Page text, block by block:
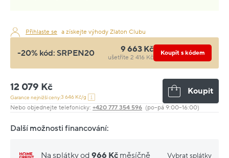
Přihlaste se a získejte výhody Zlaton Clubu
-20% kód: SRPEN20 9 663 Kč
ušetříte 2 416 Kč
Koupit s kódem
12 079 Kč
Garance nejnižší ceny:3 646 Kč/g
Koupit
Nebo objednejte telefonicky: +420 777 354 596 (po–pá 9:00–16:00)
Další možnosti financování:
Na splátky od 966 Kč měsíčně Vybrat splátky